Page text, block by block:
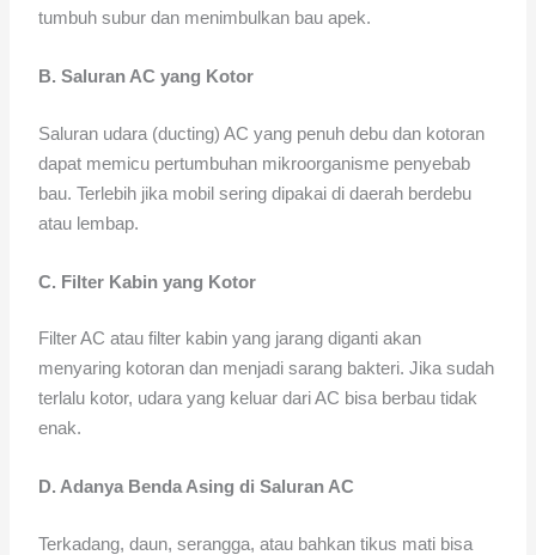
tumbuh subur dan menimbulkan bau apek.
B. Saluran AC yang Kotor
Saluran udara (ducting) AC yang penuh debu dan kotoran
dapat memicu pertumbuhan mikroorganisme penyebab
bau. Terlebih jika mobil sering dipakai di daerah berdebu
atau lembap.
C. Filter Kabin yang Kotor
Filter AC atau filter kabin yang jarang diganti akan
menyaring kotoran dan menjadi sarang bakteri. Jika sudah
terlalu kotor, udara yang keluar dari AC bisa berbau tidak
enak.
D. Adanya Benda Asing di Saluran AC
Terkadang, daun, serangga, atau bahkan tikus mati bisa